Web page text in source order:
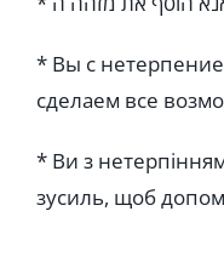
* Вы с
сделаем все
* Ви з
зусиль, щоб